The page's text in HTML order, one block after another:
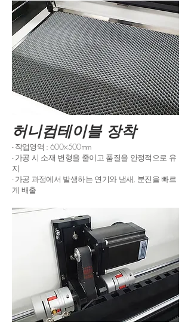
​허니컴테이블 장착
- 작업영역 : 600×500mm
- 가공 시 소재 변형을 줄이고 품질을 안정적으로 유
지
- 가공 과정에서 발생하는 연기와 냄새, 분진을 빠르
게 배출